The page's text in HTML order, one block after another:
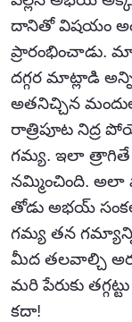
దానితో విషయం
ప్రారంభించాడు.
దగ్గర మాట్లాడి
అతనిచ్చిన
రాత్రిపూట నిద్ర
గమ్య. ఇలా
నమ్మించింది. అలా
తోడు అభయ్
గమ్య తన
మీద తలవాల్చి
మరి పేరుకు
కదా!